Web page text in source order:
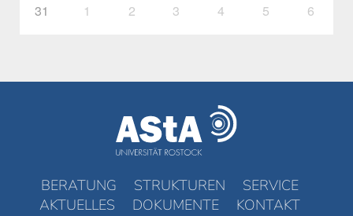
31 1 2 3 4 5 6
BERATUNG STRUKTUREN
SERVICE
AKTUELLES
DOKUMENTE KONTAKT